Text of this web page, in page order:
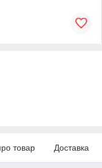
товар Доставка